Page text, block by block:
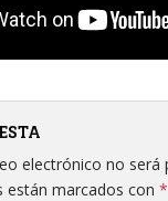
electrónico no será
marcados con *